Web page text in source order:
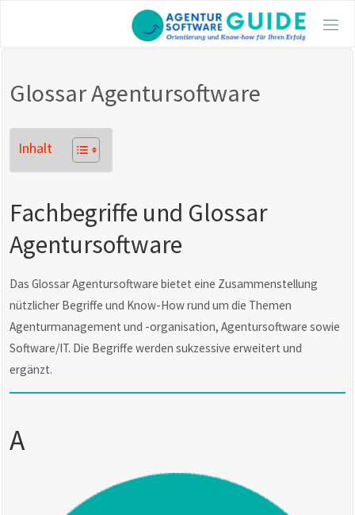
content
Glossar Agentursoftware
Inhalt
Fachbegriffe und Glossar
Agentursoftware
Das Glossar Agentursoftware bietet eine Zusammenstellung
nützlicher Begriffe und Know-How rund um die Themen
Agenturmanagement und -organisation, Agentursoftware sowie
Software/IT. Die Begriffe werden sukzessive erweitert und
ergänzt.
A